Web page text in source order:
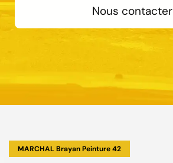
Nous contacter
MARCHAL Brayan Peinture 42